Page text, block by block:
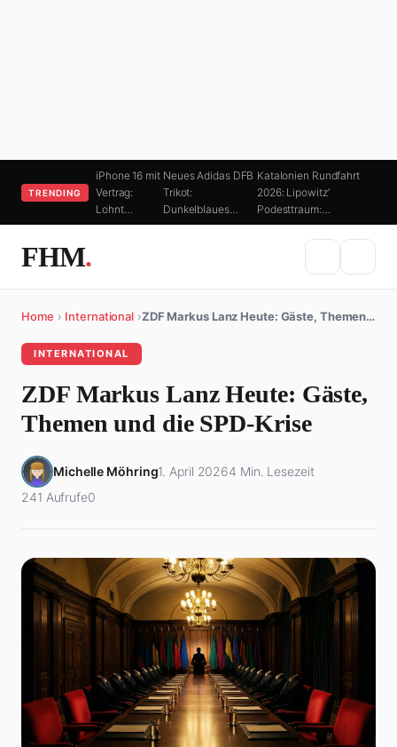
TRENDING
iPhone 16 mit
Vertrag:
Lohnt…
Neues Adidas DFB
Trikot:
Dunkelblaues…
Katalonien Rundfahrt
2026: Lipowitz‘
Podesttraum:…
FHM.
Home › International ›ZDF Markus Lanz Heute: Gäste, Themen…
INTERNATIONAL
ZDF Markus Lanz Heute: Gäste,
Themen und die SPD-Krise
Michelle Möhring1. April 20264 Min. Lesezeit
241 Aufrufe0